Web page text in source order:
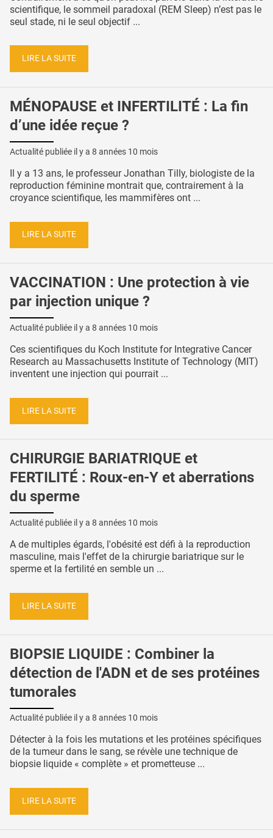
scientifique, le sommeil paradoxal (REM Sleep) n’est pas le
seul stade, ni le seul objectif ...
LIRE LA SUITE
MÉNOPAUSE et INFERTILITÉ : La fin
d’une idée reçue ?
Actualité publiée il y a 8 années 10 mois
Il y a 13 ans, le professeur Jonathan Tilly, biologiste de la
reproduction féminine montrait que, contrairement à la
croyance scientifique, les mammifères ont ...
LIRE LA SUITE
VACCINATION : Une protection à vie
par injection unique ?
Actualité publiée il y a 8 années 10 mois
Ces scientifiques du Koch Institute for Integrative Cancer
Research au Massachusetts Institute of Technology (MIT)
inventent une injection qui pourrait ...
LIRE LA SUITE
CHIRURGIE BARIATRIQUE et
FERTILITÉ : Roux-en-Y et aberrations
du sperme
Actualité publiée il y a 8 années 10 mois
A de multiples égards, l'obésité est défi à la reproduction
masculine, mais l'effet de la chirurgie bariatrique sur le
sperme et la fertilité en semble un ...
LIRE LA SUITE
BIOPSIE LIQUIDE : Combiner la
détection de l'ADN et de ses protéines
tumorales
Actualité publiée il y a 8 années 10 mois
Détecter à la fois les mutations et les protéines spécifiques
de la tumeur dans le sang, se révèle une technique de
biopsie liquide « complète » et prometteuse ...
LIRE LA SUITE